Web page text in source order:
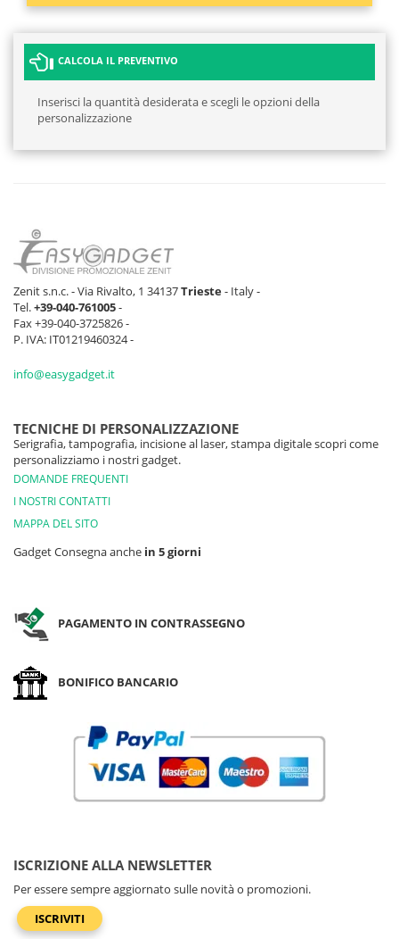
CALCOLA IL PREVENTIVO
Inserisci la quantità desiderata e scegli le opzioni della
personalizzazione
Zenit s.n.c. - Via Rivalto, 1 34137Trieste- Italy -
Tel.+39-040-761005-
Fax +39-040-3725826 -
P. IVA: IT01219460324 -
info@easygadget.it
TECNICHE DI PERSONALIZZAZIONE
Serigrafia, tampografia, incisione al laser, stampa digitale scopri come
personalizziamo i nostri gadget.
DOMANDE FREQUENTI
I NOSTRI CONTATTI
MAPPA DEL SITO
Gadget Consegna anche in 5 giorni
PAGAMENTO IN CONTRASSEGNO
BONIFICO BANCARIO
ISCRIZIONE ALLA NEWSLETTER
Per essere sempre aggiornato sulle novità o promozioni.
ISCRIVITI